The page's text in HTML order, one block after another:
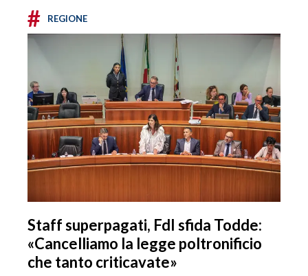
# REGIONE
Staff superpagati, FdI sfida Todde:
«Cancelliamo la legge poltronificio
che tanto criticavate»